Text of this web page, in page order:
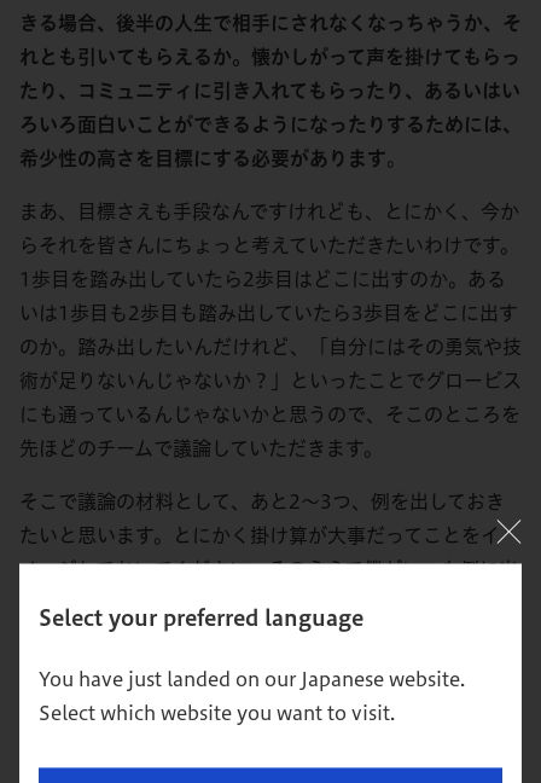
Select your preferred language
You have just landed on our Japanese website.
Select which website you want to visit.
きる場合、後半の人生で相手にされなくなっちゃうか、そ
れとも引いてもらえるか。懐かしがって声を掛けてもらっ
たり、コミュニティに引き入れてもらったり、あるいはい
ろいろ面白いことができるようになったりするためには、
希少性の高さを目標にする必要があります。
まあ、目標さえも手段なんですけれども、とにかく、今か
らそれを皆さんにちょっと考えていただきたいわけです。
1歩目を踏み出していたら2歩目はどこに出すのか。ある
いは1歩目も2歩目も踏み出していたら3歩目をどこに出す
のか。踏み出したいんだけれど、「自分にはその勇気や技
術が足りないんじゃないか？」といったことでグロービス
にも通っているんじゃないかと思うので、そこのところを
先ほどのチームで議論していただきます。
そこで議論の材料として、あと2～3つ、例を出しておき
たいと思います。とにかく掛け算が大事だってことをイ
メージしておいてください。そのうえで僕がいつも例に出
ラピーの掛け算ですよ。アロマをやってた人はいっぱいい
た。セラピーをやってた人も人いっぱいいます。坊さん
だってそうだし、医者だってそういうところがあるし、看
人がいたと思います。